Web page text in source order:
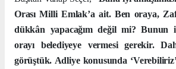
Orası Milli Emlak’a ait. Ben oraya,
dükkân yapacağım değil mi? Bunun
orayı belediyeye vermesi gerekir.
görüştük. Adliye konusunda